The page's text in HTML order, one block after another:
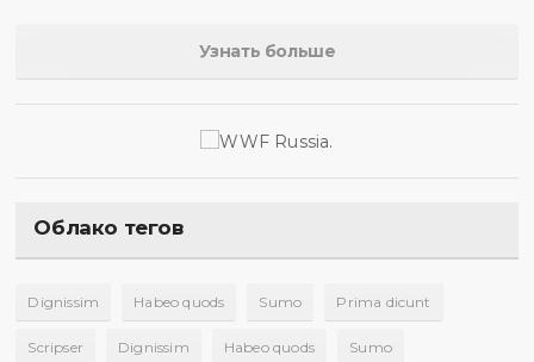
Узнать больше
Облако тегов
Dignissim Habeo quods Sumo Prima dicunt
Scripser Dignissim Habeo quods Sumo